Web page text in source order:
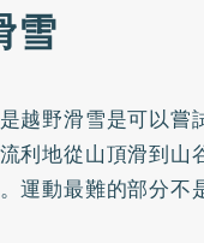
雪
越野滑雪是可以嘗
利地從山頂滑到山
運動最難的部分不